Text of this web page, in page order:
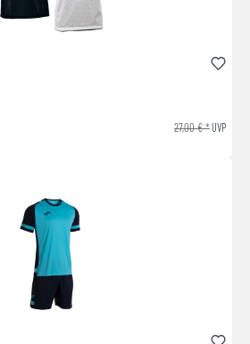
27,00 € *UVP